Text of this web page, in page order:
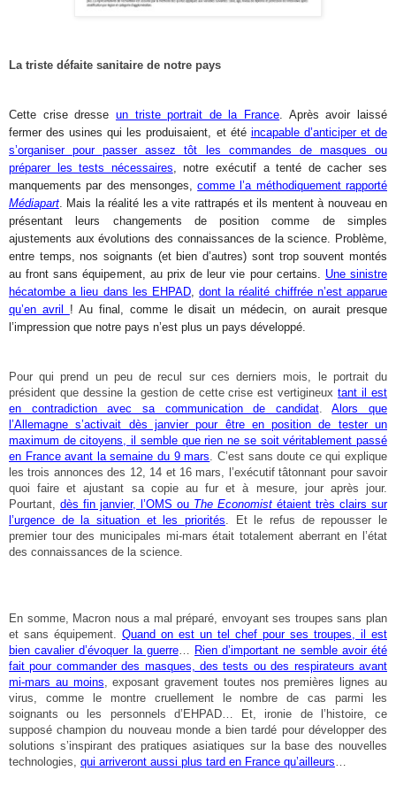
La triste défaite sanitaire de notre pays
Cette crise dresse un triste portrait de la France. Après avoir laissé
fermer des usines qui les produisaient, et été incapable d’anticiper et de
s’organiser pour passer assez tôt les commandes de masques ou
préparer les tests nécessaires, notre exécutif a tenté de cacher ses
manquements par des mensonges,comme l’a méthodiquement rapporté
Médiapart. Mais la réalité les a vite rattrapés et ils mentent à nouveau en
présentant leurs changements de position comme de simples
ajustements aux évolutions des connaissances de la science. Problème,
entre temps, nos soignants (et bien d’autres) sont trop souvent montés
au front sans équipement, au prix de leur vie pour certains. Une sinistre
hécatombe a lieu dans les EHPAD,dont la réalité chiffrée n’est apparue
qu’en avril ! Au final, comme le disait un médecin, on aurait presque
l’impression que notre pays n’est plus un pays développé.
Pour qui prend un peu de recul sur ces derniers mois, le portrait du
président que dessine la gestion de cette crise est vertigineuxtant il est
en contradiction avec sa communication de candidat.Alors que
l’Allemagne s’activait dès janvier pour être en position de tester un
maximum de citoyens, il semble que rien ne se soit véritablement passé
en France avant la semaine du 9 mars. C’est sans doute ce qui explique
les trois annonces des 12, 14 et 16 mars, l’exécutif tâtonnant pour savoir
quoi faire et ajustant sa copie au fur et à mesure, jour après jour.
Pourtant, dès fin janvier, l’OMS ou The Economist étaient très clairs sur
l’urgence de la situation et les priorités. Et le refus de repousser le
premier tour des municipales mi-mars était totalement aberrant en l’état
des connaissances de la science.
En somme, Macron nous a mal préparé, envoyant ses troupes sans plan
et sans équipement. Quand on est un tel chef pour ses troupes, il est
bien cavalier d’évoquer la guerre… Rien d’important ne semble avoir été
fait pour commander des masques, des tests ou des respirateurs avant
mi-mars au moins, exposant gravement toutes nos premières lignes au
virus, comme le montre cruellement le nombre de cas parmi les
soignants ou les personnels d’EHPAD… Et, ironie de l’histoire, ce
supposé champion du nouveau monde a bien tardé pour développer des
solutions s’inspirant des pratiques asiatiques sur la base des nouvelles
technologies, qui arriveront aussi plus tard en France qu’ailleurs…